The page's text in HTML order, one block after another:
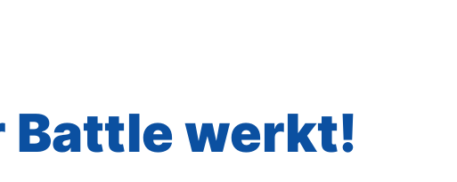
Battle werkt!